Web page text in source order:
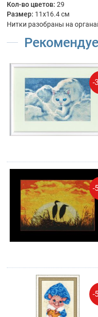
Кол-во цветов: 29
Размер: 11x16.4 см
Нитки разобраны на
-
-
-